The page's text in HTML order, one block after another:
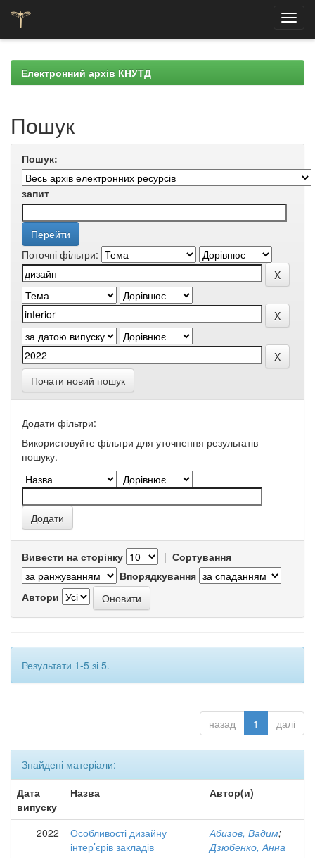
navigationЕлектронний архів КНУТД
Пошук
Пошук:
запит
Поточні фільтри:
Почати новий пошук
Додати фільтри:
Використовуйте фільтри для уточнення результатів
пошуку.
Вивести на сторінку | Сортування
Впорядкування
Автори
Результати 1-5 зі 5.
назад 1 далі
Знайдені матеріали:
Дата
випуску
Назва Автор(и)
2022
Особливості дизайну
інтер’єрів закладів
Абизов, Вадим;
Дзюбенко, Анна